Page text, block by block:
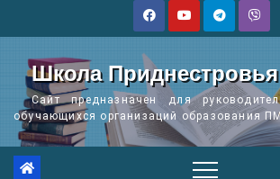
Школа Приднестровья
Сайт предназначен для
обучающихся организаций образования